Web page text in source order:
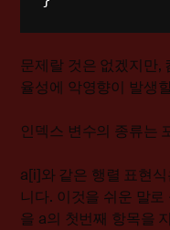
문제랄 것은 없겠지만,
율성에 악영향이 발생
인덱스 변수의 종류는
a[i]와 같은 행렬 표현
니다. 이것을 쉬운 말
을 a의 첫번째 항목을